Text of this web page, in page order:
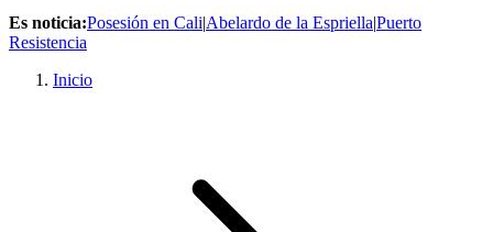
Es noticia:Posesión en Cali|Abelardo de la Espriella|Puerto
Resistencia
Inicio